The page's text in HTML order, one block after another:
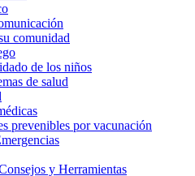
comunidad
de los niños
de salud
prevenibles por vacunación
y Herramientas